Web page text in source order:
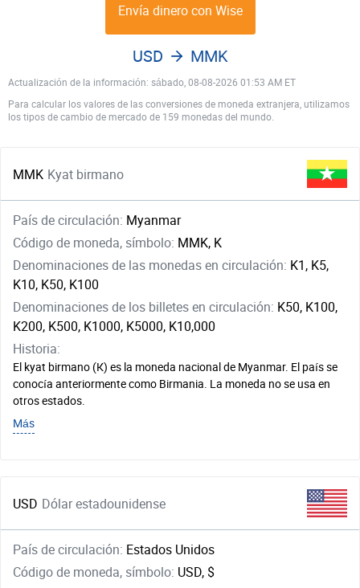
Envía dinero con Wise
Actualización de la información: sábado, 08-08-2026 01:53 AM ET
USD MMK
Para calcular los valores de las conversiones de moneda extranjera, utilizamos
los tipos de cambio de mercado de 159 monedas del mundo.
MMK Kyat birmano
País de circulación: Myanmar
Código de moneda, símbolo: MMK, K
Denominaciones de las monedas en circulación: K1, K5,
K10, K50, K100
Denominaciones de los billetes en circulación: K50, K100,
K200, K500, K1000, K5000, K10,000
Historia:
El kyat birmano (К) es la moneda nacional de Myanmar. El país se
conocía anteriormente como Birmania. La moneda no se usa en
otros estados.
Más
USD Dólar estadounidense
País de circulación: Estados Unidos
Código de moneda, símbolo: USD, $